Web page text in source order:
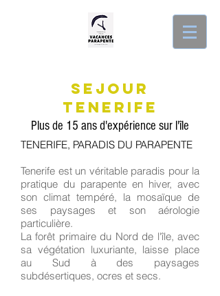
SEJOUR
TENERIFE
Plus de 15 ans d'expérience sur l'île
TENERIFE, PARADIS DU PARAPENTE
Tenerife est un véritable paradis pour la
pratique du parapente en hiver, avec
son climat tempéré, la mosaïque de
ses paysages et son aérologie
particulière.
La forêt primaire du Nord de l'île, avec
sa végétation luxuriante, laisse place
au Sud à des paysages
subdésertiques, ocres et secs.